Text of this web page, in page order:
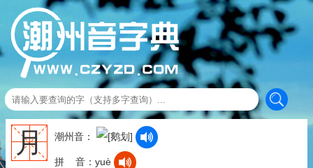
月 潮州音：
拼 音：yuè